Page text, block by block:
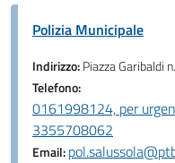
Polizia Municipale
Indirizzo:Piazza Garibaldi
Telefono:
0161998124, per
3355708062
Email: